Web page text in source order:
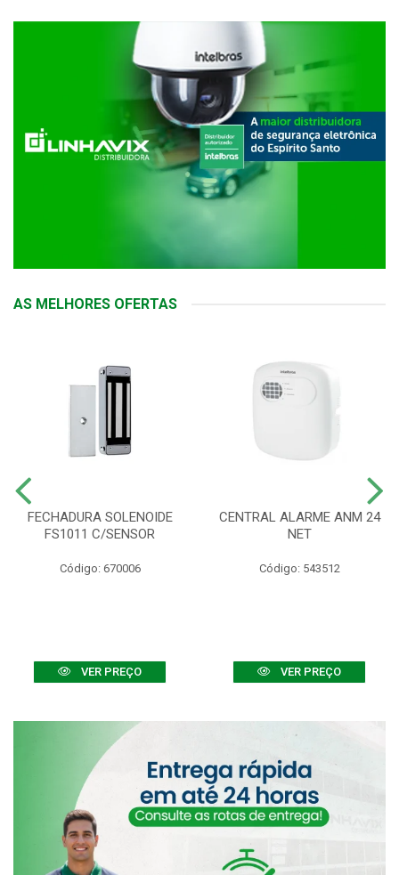
AS MELHORES OFERTAS
FECHADURA SOLENOIDE
FS1011 C/SENSOR
Código: 670006
VER PREÇO
CENTRAL ALARME ANM 24
NET
Código: 543512
VER PREÇO